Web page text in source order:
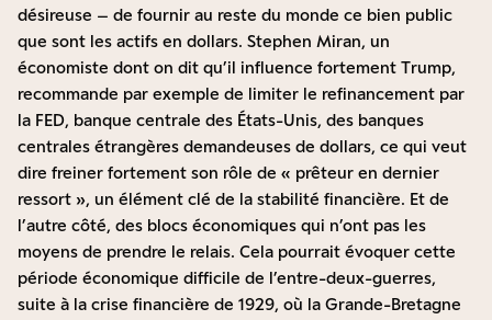
désireuse – de fournir au reste du monde ce bien public
que sont les actifs en dollars. Stephen Miran, un
économiste dont on dit qu’il influence fortement Trump,
recommande par exemple de limiter le refinancement par
la FED, banque centrale des États-Unis, des banques
centrales étrangères demandeuses de dollars, ce qui veut
dire freiner fortement son rôle de « prêteur en dernier
ressort », un élément clé de la stabilité financière. Et de
l’autre côté, des blocs économiques qui n’ont pas les
moyens de prendre le relais. Cela pourrait évoquer cette
période économique difficile de l’entre-deux-guerres,
suite à la crise financière de 1929, où la Grande-Bretagne